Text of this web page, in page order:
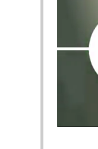
込みをつ
この破壊
闘技メー
す！」と
▶︎次のペー